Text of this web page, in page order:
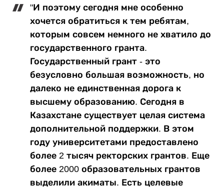
"И поэтому сегодня мне особенно
хочется обратиться к тем ребятам,
которым совсем немного не хватило до
государственного гранта.
Государственный грант - это
безусловно большая возможность, но
далеко не единственная дорога к
высшему образованию. Сегодня в
Казахстане существует целая система
дополнительной поддержки. В этом
году университетами предоставлено
более 2 тысяч ректорских грантов. Еще
более 2000 образовательных грантов
выделили акиматы. Есть целевые